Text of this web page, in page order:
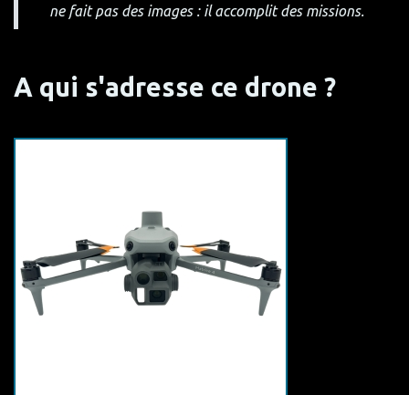
ne fait pas des images : il accomplit des missions.
A qui s'adresse ce drone ?